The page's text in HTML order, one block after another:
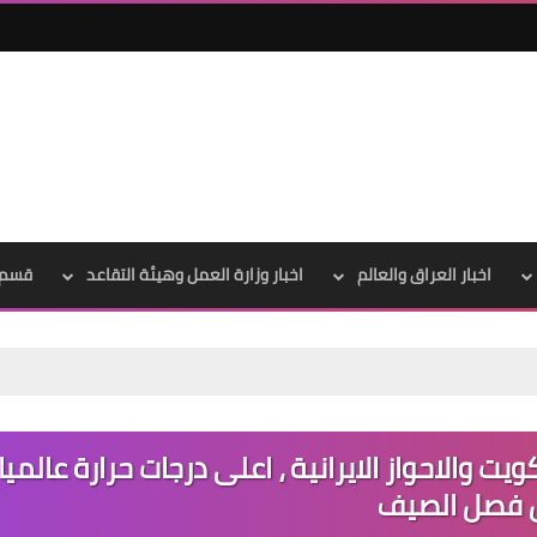
اخبار العراق والعالم اخبار وزارة العمل وهيئة التقاعد قسم
الايرانية ، اعلى درجات حرارة عالميا
فصل الصيف